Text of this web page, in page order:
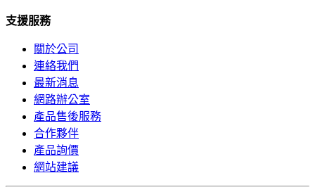
支援服務
關於公司
連絡我們
最新消息
網路辦公室
產品售後服務
合作夥伴
產品詢價
網站建議